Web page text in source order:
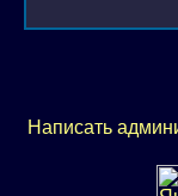
Написать